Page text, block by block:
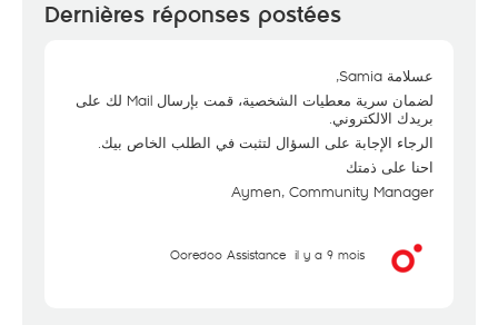
Dernières réponses postées
عسلامة Samia,
لضمان سرية معطيات الشخصية، قمت بإرسال Mail لك على
بريدك الالكتروني.
الرجاء الإجابة على السؤال لتثبت في الطلب الخاص بيك.
احنا على ذمتك
Aymen, Community Manager
Ooredoo Assistance il y a 9 mois